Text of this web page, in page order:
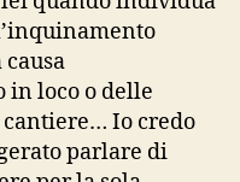
in loco o delle
Io credo
parlare di